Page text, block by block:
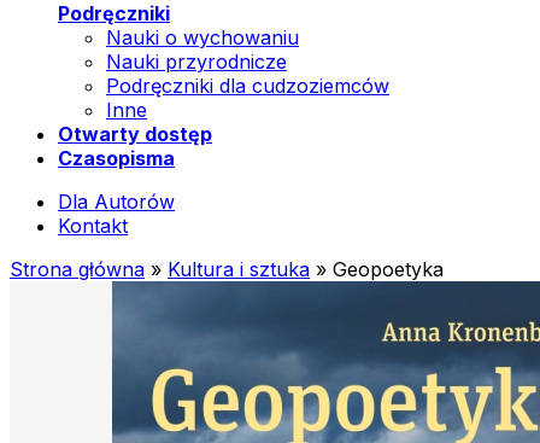
Podręczniki
Nauki o wychowaniu
Nauki przyrodnicze
Podręczniki dla cudzoziemców
Inne
Otwarty dostęp
Czasopisma
Dla Autorów
Kontakt
Strona główna » Kultura i sztuka » Geopoetyka